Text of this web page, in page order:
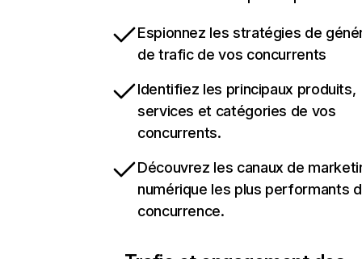
Espionnez les stratégies de
de trafic de vos concurrents
Identifiez les principaux produits,
services et catégories de vos
concurrents.
Découvrez les canaux de
numérique les plus performants
concurrence.